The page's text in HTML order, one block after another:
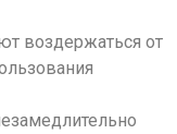
воздержаться от